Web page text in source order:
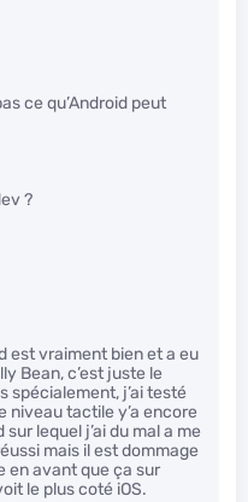
ce qu’Android peut
?
est vraiment bien et a eu
Bean, c’est juste le
spécialement, j’ai testé
niveau tactile y’a encore
lequel j’ai du mal a me
mais il est dommage
en avant que ça sur
le plus coté iOS.